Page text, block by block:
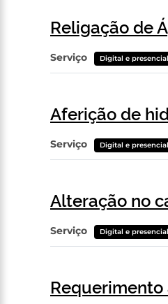
Religação de
Serviço Digital e presencial
Aferição de
Serviço Digital e presencial
Alteração no
Serviço Digital e presencial
Requerimento